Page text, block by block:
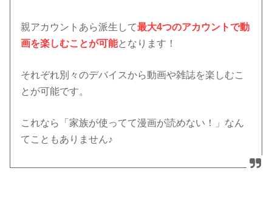
親アカウントあら派生して最大4つのアカウントで動
画を楽しむことが可能となります！
それぞれ別々のデバイスから動画や雑誌を楽しむこ
とが可能です。
これなら「家族が使ってて漫画が読めない！」なん
てこともありません♪